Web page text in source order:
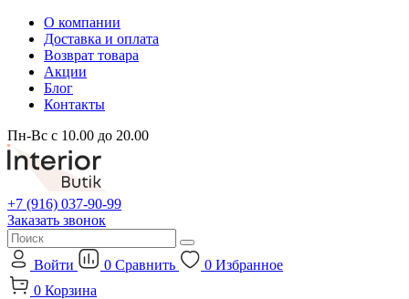
О компании
Доставка и оплата
Возврат товара
Акции
Блог
Контакты
Пн-Вс с 10.00 до 20.00
+7 (916) 037-90-99
Заказать звонок
Войти 0 Сравнить 0 Избранное
0 Корзина